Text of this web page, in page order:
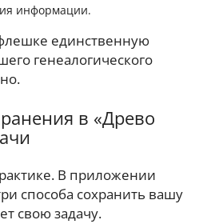
информации.
единственную
генеалогического
в «Древо
В приложении
способа сохранить вашу
свою задачу.